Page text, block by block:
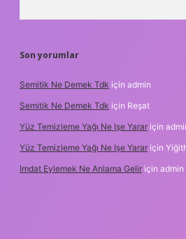
Son yorumlar
Semitik Ne Demek Tdk için admin
Semitik Ne Demek Tdk için Reşat
Yüz Temizleme Yağı Ne Işe Yarar için
Yüz Temizleme Yağı Ne Işe Yarar için
Imdat Eylemek Ne Anlama Gelir için admin